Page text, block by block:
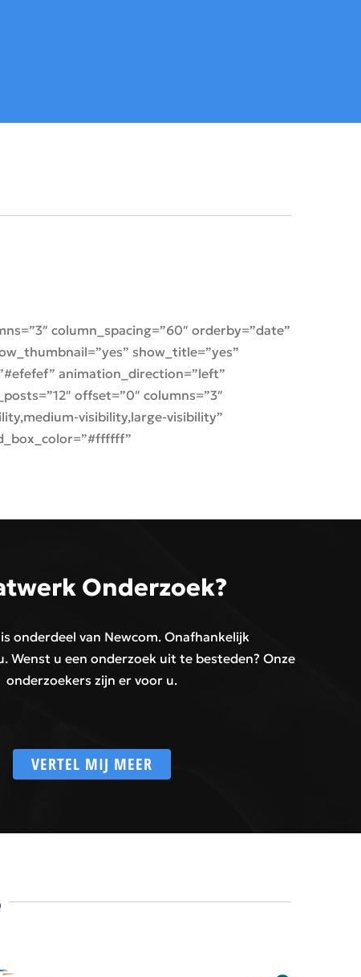
column_spacing=”60″ orderby=”date”
show_title=”yes”
animation_direction=”left”
offset=”0″ columns=”3″
visibility,large-visibility”
Onderzoek?
onderdeel van Newcom. Onafhankelijk
Wenst u een onderzoek uit te besteden? Onze
onderzoekers zijn er voor u.
VERTEL MIJ MEER